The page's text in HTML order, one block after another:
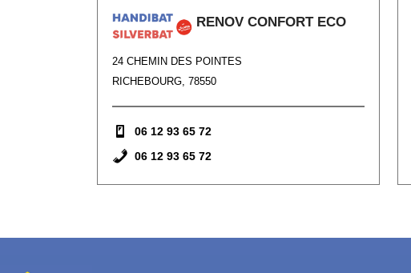
RENOV CONFORT ECO
24 CHEMIN DES POINTES
RICHEBOURG, 78550
06 12 93 65 72
06 12 93 65 72